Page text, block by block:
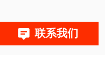
联系我们